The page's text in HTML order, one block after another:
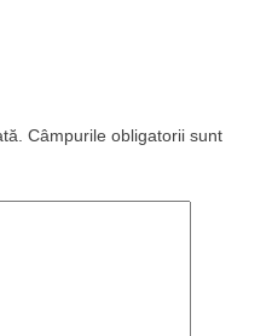
Câmpurile obligatorii sunt